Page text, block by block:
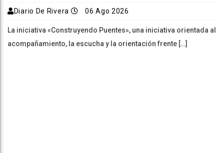
Diario De Rivera 06 Ago 2026
La iniciativa «Construyendo Puentes», una iniciativa orientada al
acompañamiento, la escucha y la orientación frente […]